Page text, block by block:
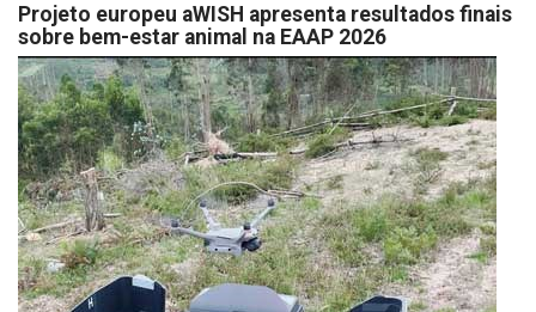
Projeto europeu aWISH apresenta resultados finais
sobre bem-estar animal na EAAP 2026